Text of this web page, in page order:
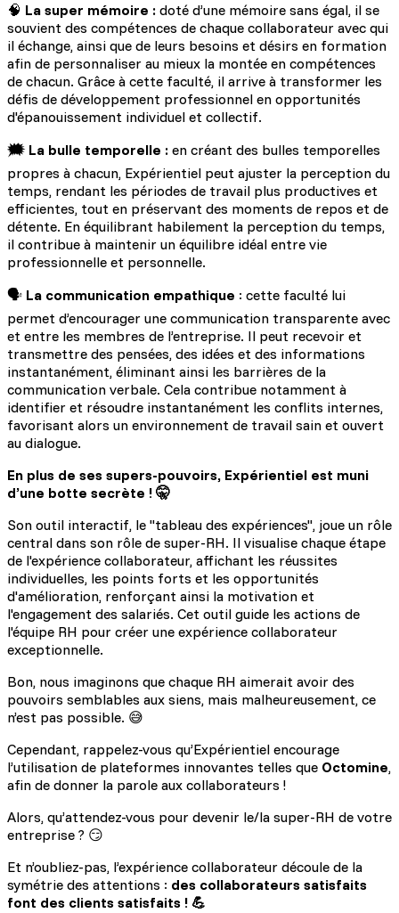
🧠 La super mémoire : doté d’une mémoire sans égal, il se
souvient des compétences de chaque collaborateur avec qui
il échange, ainsi que de leurs besoins et désirs en formation
afin de personnaliser au mieux la montée en compétences
de chacun. Grâce à cette faculté, il arrive à transformer les
défis de développement professionnel en opportunités
d'épanouissement individuel et collectif.
🗯️ La bulle temporelle : en créant des bulles temporelles
propres à chacun, Expérientiel peut ajuster la perception du
temps, rendant les périodes de travail plus productives et
efficientes, tout en préservant des moments de repos et de
détente. En équilibrant habilement la perception du temps,
il contribue à maintenir un équilibre idéal entre vie
professionnelle et personnelle.
🗣️ La communication empathique : cette faculté lui
permet d’encourager une communication transparente avec
et entre les membres de l’entreprise. Il peut recevoir et
transmettre des pensées, des idées et des informations
instantanément, éliminant ainsi les barrières de la
communication verbale. Cela contribue notamment à
identifier et résoudre instantanément les conflits internes,
favorisant alors un environnement de travail sain et ouvert
au dialogue.
En plus de ses supers-pouvoirs, Expérientiel est muni
d’une botte secrète ! 🤫
Son outil interactif, le "tableau des expériences", joue un rôle
central dans son rôle de super-RH. Il visualise chaque étape
de l'expérience collaborateur, affichant les réussites
individuelles, les points forts et les opportunités
d'amélioration, renforçant ainsi la motivation et
l'engagement des salariés. Cet outil guide les actions de
l'équipe RH pour créer une expérience collaborateur
exceptionnelle.
Bon, nous imaginons que chaque RH aimerait avoir des
pouvoirs semblables aux siens, mais malheureusement, ce
n’est pas possible. 😅
Cependant, rappelez-vous qu’Expérientiel encourage
l’utilisation de plateformes innovantes telles que Octomine,
afin de donner la parole aux collaborateurs !
Alors, qu’attendez-vous pour devenir le/la super-RH de votre
entreprise ? 😏
Et n’oubliez-pas, l’expérience collaborateur découle de la
symétrie des attentions : des collaborateurs satisfaits
font des clients satisfaits ! 💪